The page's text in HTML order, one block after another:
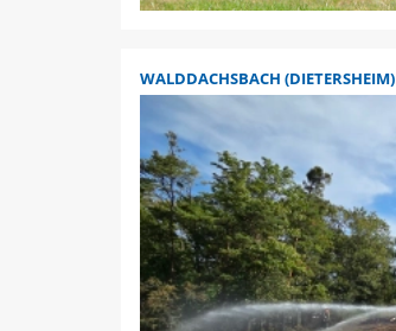
WALDDACHSBACH (DIETERSHEIM)